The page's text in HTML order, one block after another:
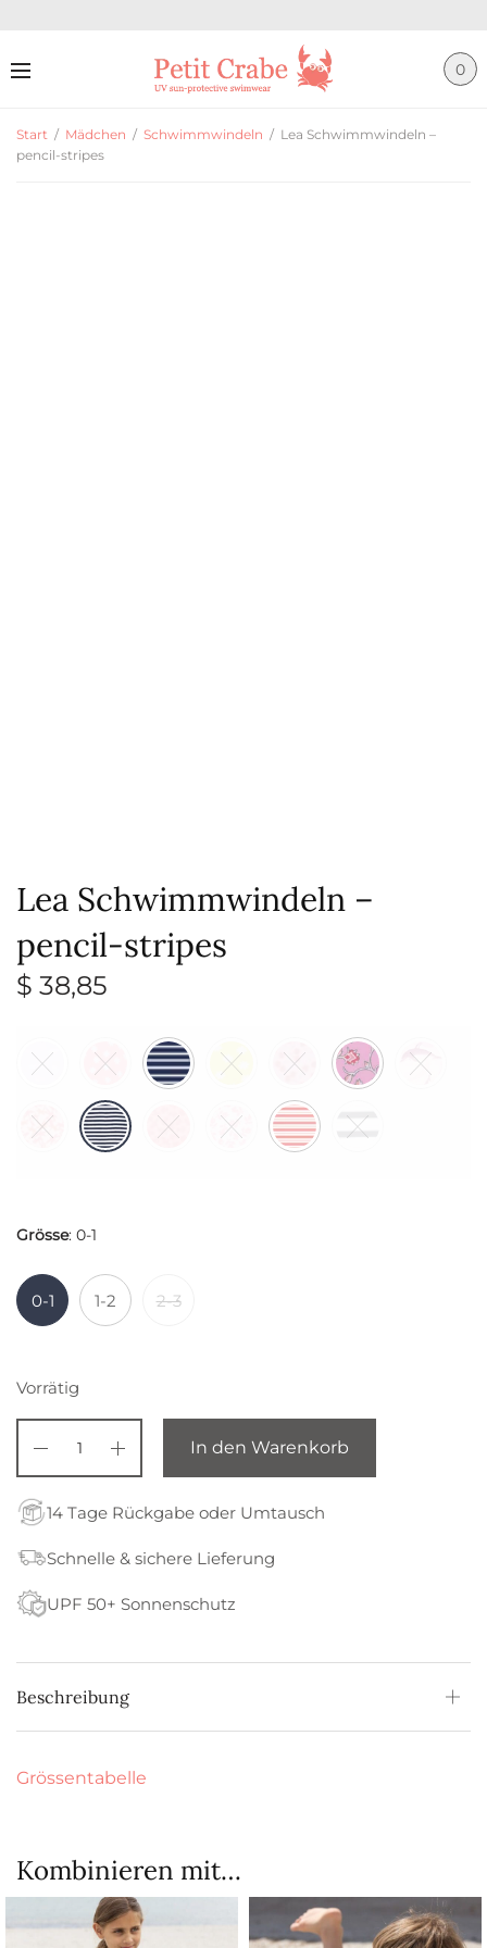
0
Start / Mädchen / Schwimmwindeln / Lea Schwimmwindeln –
pencil-stripes
Lea Schwimmwindeln –
pencil-stripes
$ 38,85
Grösse: 0-1
0-1 1-2 2-3
Vorrätig
In den Warenkorb
14 Tage Rückgabe oder Umtausch
Schnelle & sichere Lieferung
UPF 50+ Sonnenschutz
Beschreibung
Grössentabelle
Kombinieren mit…